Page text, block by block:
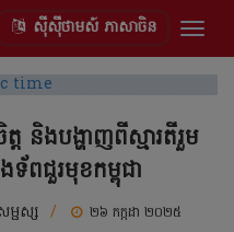
ស៊ីស៊ីថាមស៍ ភាសាចិន
ត និងបង្ហាញពីស្មារតីរួម
ពជួរមុខកម្ពុជា
ផស្ស / ២៦ កក្កដា ២០២៥